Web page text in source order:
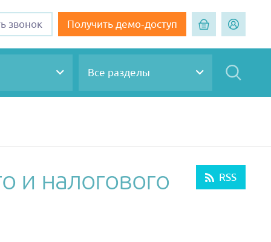
звонок Получить демо-доступ
Все разделы
RSS
и налогового